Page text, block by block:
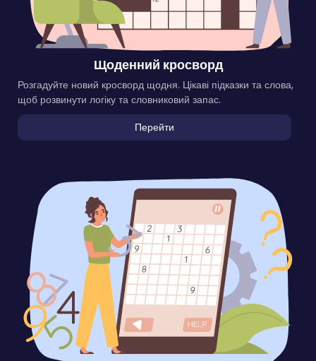
Щоденний кросворд
Розгадуйте новий кросворд щодня. Цікаві підказки та слова,
щоб розвинути логіку та словниковий запас.
Перейти